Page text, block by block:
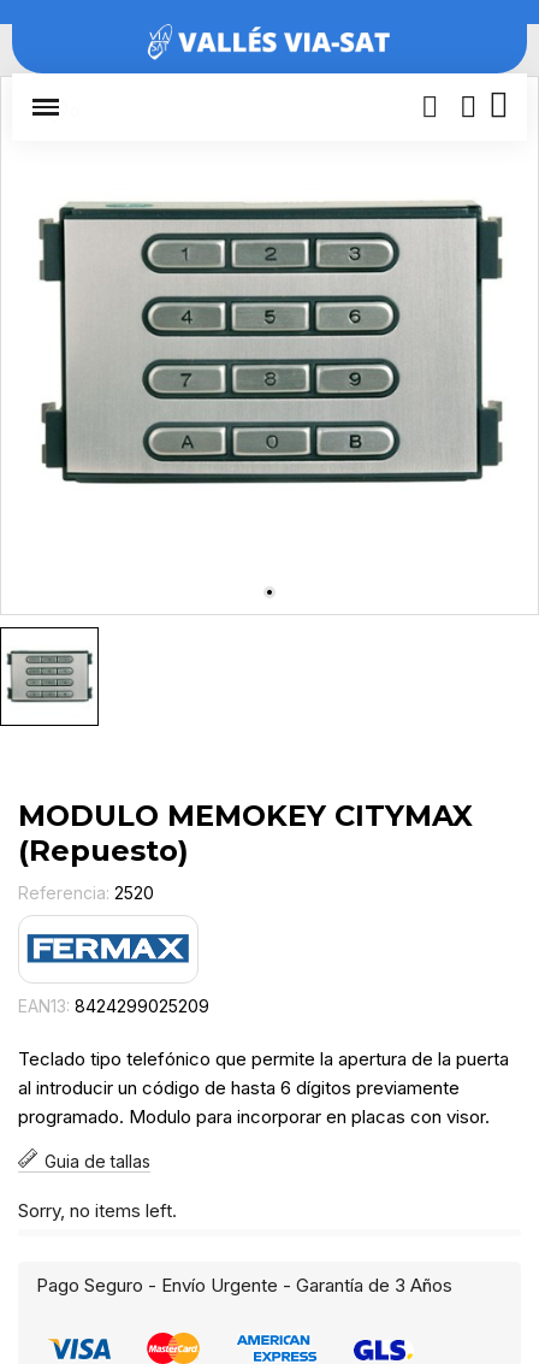
Repuestos Fermax
MODULO MEMOKEY CITYMAX
MODULO MEMOKEY CITYMAX
(Repuesto)
Referencia: 2520
EAN13: 8424299025209
Teclado tipo telefónico que permite la apertura de la puerta
al introducir un código de hasta 6 dígitos previamente
programado. Modulo para incorporar en placas con visor.
Guia de tallas
Sorry, no items left.
Pago Seguro - Envío Urgente - Garantía de 3 Años